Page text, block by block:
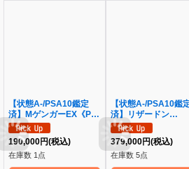
【状態A-/PSA10鑑定
済】MゲンガーEX《P》
{079/XY-P}[その他]
190,000円(税込)
在庫数 1点
【状態A-/PSA10鑑
済】リザードン
EX《SR》{081/080}[
の他]
379,000円(税込)
在庫数 5点